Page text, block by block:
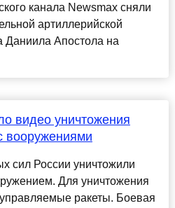
канала Newsmax сняли
артиллерийской
Даниила Апостола на
видео уничтожения
вооружениями
сил России уничтожили
Для уничтожения
ракеты. Боевая